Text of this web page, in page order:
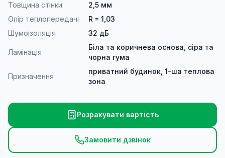
Товщина стінки
2,5 мм
Опір теплопередачі
R = 1,03
Шумоізоляція
32 дБ
Ламінація
Біла та коричнева основа, сіра та
чорна гума
Призначення
приватний будинок, 1-ша теплова
зона
Розрахувати вартість
Замовити дзвінок